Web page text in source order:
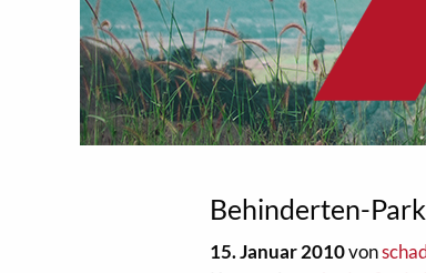
Behinderten-
15. Januar 2010von